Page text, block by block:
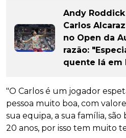
Andy
Carlos
no Open da
razão:
quente lá em
"O Carlos é um jogador
pessoa muito boa, com
sua equipa, a sua família, são
20 anos, por isso tem muito